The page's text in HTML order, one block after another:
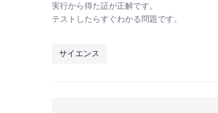
実行から得た証が正解です。
テストしたらすぐわかる問題です。
サイエンス